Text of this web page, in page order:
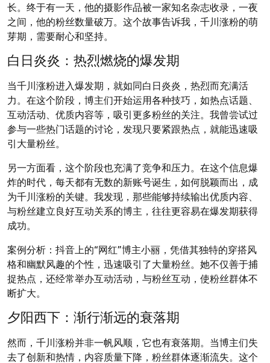
长。终于有一天，他的摄影作品被一家知名杂志收录，一夜
之间，他的粉丝数量破万。这个故事告诉我，千川涨粉的萌
芽期，需要耐心和坚持。
白日炎炎：热烈燃烧的爆发期
当千川涨粉进入爆发期，就如同白日炎炎，热烈而充满活
力。在这个阶段，博主们开始运用各种技巧，如热点话题、
互动活动、优质内容等，吸引更多粉丝的关注。我曾尝试过
参与一些热门话题的讨论，发现只要紧跟热点，就能迅速吸
引大量粉丝。
另一方面看，这个阶段也充满了竞争和压力。在这个信息爆
炸的时代，每天都有无数的新账号诞生，如何脱颖而出，成
为千川涨粉的关键。我发现，那些能够持续输出优质内容、
与粉丝建立良好互动关系的博主，往往更容易在爆发期获得
成功。
案例分析：抖音上的“网红”博主小丽，凭借其独特的穿搭风
格和幽默风趣的个性，迅速吸引了大量粉丝。她不仅善于捕
捉热点，还经常举办互动活动，与粉丝互动，使粉丝群体不
断扩大。
夕阳西下：渐行渐远的衰落期
然而，千川涨粉并非一帆风顺，它也有衰落期。当博主们失
去了创新和热情，内容质量下降，粉丝群体逐渐流失。这个